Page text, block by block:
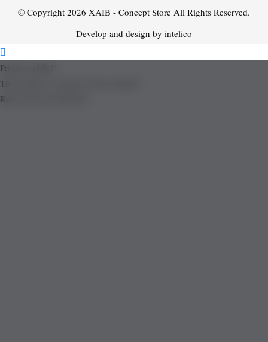
© Copyright 2026 XAIB - Concept Store All Rights Reserved.
Develop and design by intelico
Product added!
The product is already in the wishlist!
Removed from Wishlist